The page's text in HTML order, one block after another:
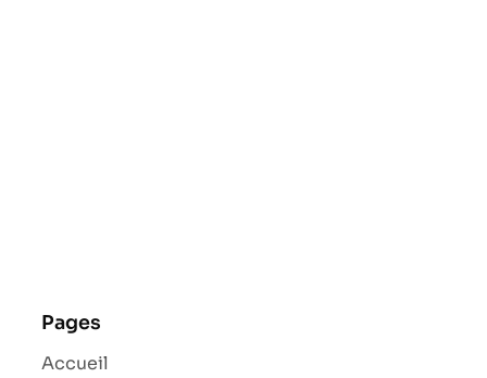
Pages
Accueil